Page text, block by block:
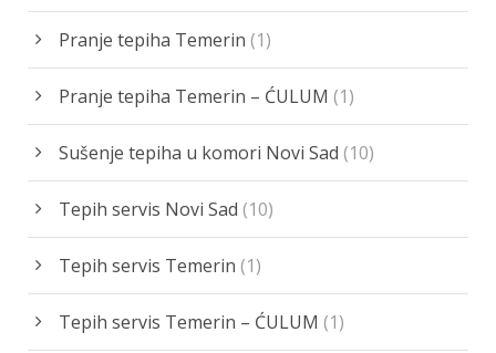
Pranje tepiha Temerin (1)
Pranje tepiha Temerin – ĆULUM (1)
Sušenje tepiha u komori Novi Sad (10)
Tepih servis Novi Sad (10)
Tepih servis Temerin (1)
Tepih servis Temerin – ĆULUM (1)